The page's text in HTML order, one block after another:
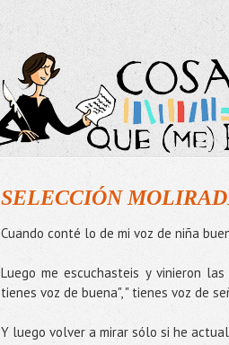
SELECCIÓN
Cuando conté lo de mi voz de niña
Luego me escuchasteis y vinieron
tienes voz de buena", " tienes voz de
Y luego volver a mirar sólo si he